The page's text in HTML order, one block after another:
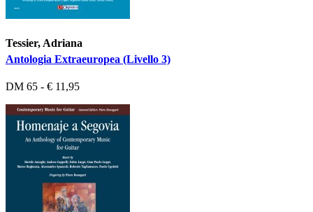
Tessier, Adriana
Antologia Extraeuropea (Livello 3)
DM 65 - € 11,95